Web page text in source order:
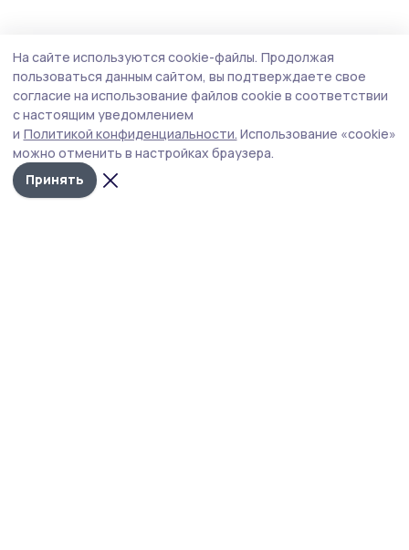
Клуб «Тепло маминых рук» открыли в
Мичуринском округе
Клуб стал седьмой площадкой, созданной в
муниципалитетах Тамбовской области по инициативе
филиала фонда «Защитники Отечества».
На сайте используются cookie-файлы. Продолжая
пользоваться данным сайтом, вы подтверждаете свое
согласие на использование файлов cookie в соответствии
с настоящим уведомлением
и Политикой конфиденциальности. Использование «cookie»
можно отменить в настройках браузера.
Принять